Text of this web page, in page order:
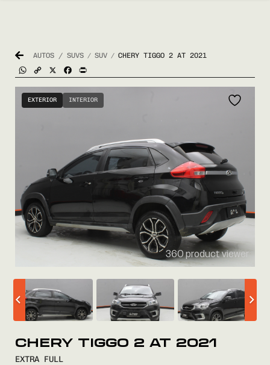
COMPRÁ
VENDÉ
AUTOS / SUVS / SUV / CHERY TIGGO 2 AT 2021
WhatsApp
Copy
Link
Facebook
EXTERIOR INTERIOR
360 product viewer
CHERY TIGGO 2 AT 2021
EXTRA FULL